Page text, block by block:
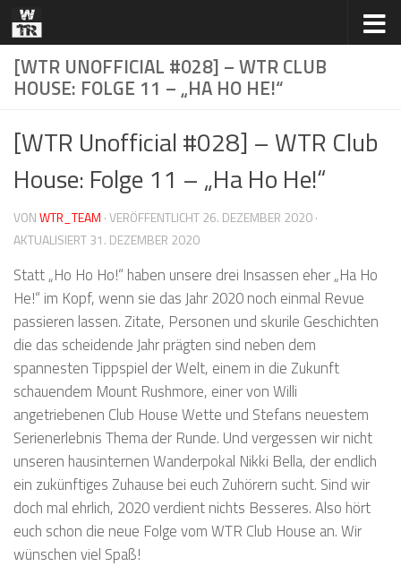
Zum Inhalt springen
[WTR UNOFFICIAL #028] – WTR CLUB
HOUSE: FOLGE 11 – „HA HO HE!“
[WTR Unofficial #028] – WTR Club
House: Folge 11 – „Ha Ho He!“
VONWTR_TEAM · VERÖFFENTLICHT26. DEZEMBER 2020·
AKTUALISIERT31. DEZEMBER 2020
Statt „Ho Ho Ho!“ haben unsere drei Insassen eher „Ha Ho
He!“ im Kopf, wenn sie das Jahr 2020 noch einmal Revue
passieren lassen. Zitate, Personen und skurile Geschichten
die das scheidende Jahr prägten sind neben dem
spannesten Tippspiel der Welt, einem in die Zukunft
schauendem Mount Rushmore, einer von Willi
angetriebenen Club House Wette und Stefans neuestem
Serienerlebnis Thema der Runde. Und vergessen wir nicht
unseren hausinternen Wanderpokal Nikki Bella, der endlich
ein zukünftiges Zuhause bei euch Zuhörern sucht. Sind wir
doch mal ehrlich, 2020 verdient nichts Besseres. Also hört
euch schon die neue Folge vom WTR Club House an. Wir
wünschen viel Spaß!